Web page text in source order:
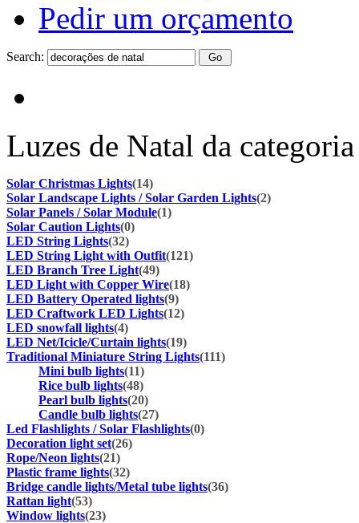
Pedir um orçamento
Search:
Luzes de Natal da categoria
Solar Christmas Lights(14)
Solar Landscape Lights / Solar Garden Lights(2)
Solar Panels / Solar Module(1)
Solar Caution Lights(0)
LED String Lights(32)
LED String Light with Outfit(121)
LED Branch Tree Light(49)
LED Light with Copper Wire(18)
LED Battery Operated lights(9)
LED Craftwork LED Lights(12)
LED snowfall lights(4)
LED Net/Icicle/Curtain lights(19)
Traditional Miniature String Lights(111)
Mini bulb lights(11)
Rice bulb lights(48)
Pearl bulb lights(20)
Candle bulb lights(27)
Led Flashlights / Solar Flashlights(0)
Decoration light set(26)
Rope/Neon lights(21)
Plastic frame lights(32)
Bridge candle lights/Metal tube lights(36)
Rattan light(53)
Window lights(23)